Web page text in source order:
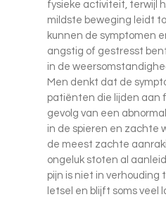
fysieke activiteit, terwijl
mildste beweging leidt
kunnen de symptomen
angstig of gestresst
in de
Men denkt dat de
patiënten die lijden aan
gevolg van een
in de spieren en zachte
de meest zachte
ongeluk stoten al
pijn is niet in verhouding
letsel en blijft soms